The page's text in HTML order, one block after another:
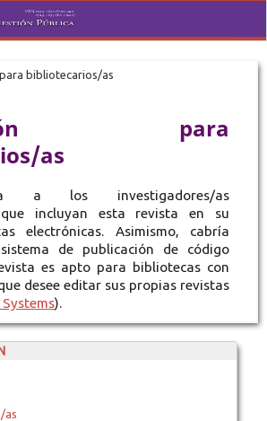
bibliotecarios/as
para
as
a los investigadores/as
que incluyan esta revista en su
electrónicas. Asimismo, cabría
de publicación de código
es apto para bibliotecas con
desee editar sus propias revistas
).
as